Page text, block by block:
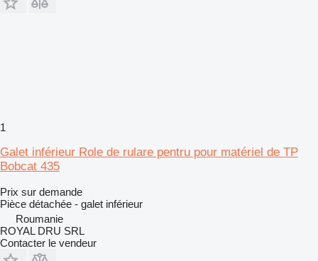
1
Galet inférieur Role de rulare pentru pour matériel de TP
Bobcat 435
Prix sur demande
Pièce détachée - galet inférieur
Roumanie
ROYAL DRU SRL
Contacter le vendeur